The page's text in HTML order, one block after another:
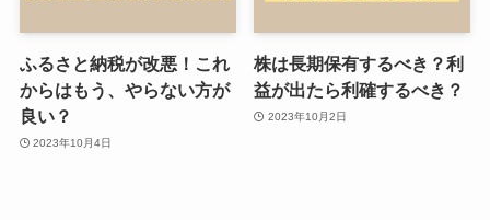
ふるさと納税が改悪！これ
からはもう、やらない方が
良い？
2023年10月4日
株は長期保有するべき？利
益が出たら利確するべき？
2023年10月2日